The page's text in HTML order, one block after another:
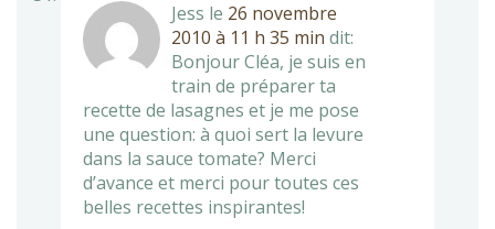
Jess le 26 novembre
2010 à 11 h 35 min dit:
Bonjour Cléa, je suis en
train de préparer ta
recette de lasagnes et je me pose
une question: à quoi sert la levure
dans la sauce tomate? Merci
d’avance et merci pour toutes ces
belles recettes inspirantes!